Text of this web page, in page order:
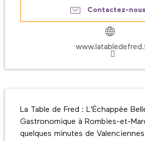
Contactez-nous
La Table de Fred : L'Échappée
Gastronomique à Rombies-et-
quelques minutes de